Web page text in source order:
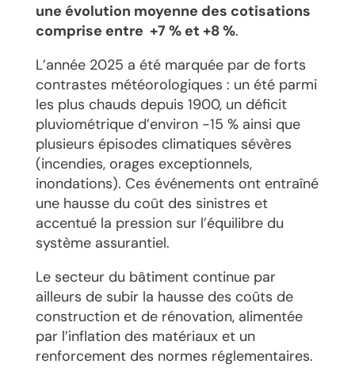
une évolution moyenne des cotisations
comprise entre +7 % et +8 %.
L’année 2025 a été marquée par de forts
contrastes météorologiques : un été parmi
les plus chauds depuis 1900, un déficit
pluviométrique d’environ -15 % ainsi que
plusieurs épisodes climatiques sévères
(incendies, orages exceptionnels,
inondations). Ces événements ont entraîné
une hausse du coût des sinistres et
accentué la pression sur l’équilibre du
système assurantiel.
Le secteur du bâtiment continue par
ailleurs de subir la hausse des coûts de
construction et de rénovation, alimentée
par l’inflation des matériaux et un
renforcement des normes réglementaires.